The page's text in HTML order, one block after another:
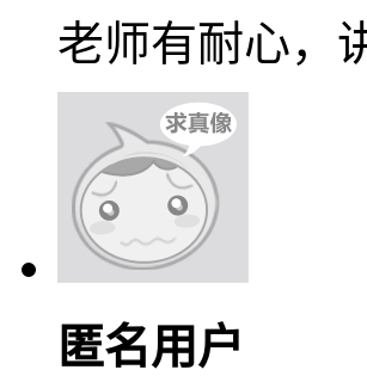
老师有耐心，
匿名用户